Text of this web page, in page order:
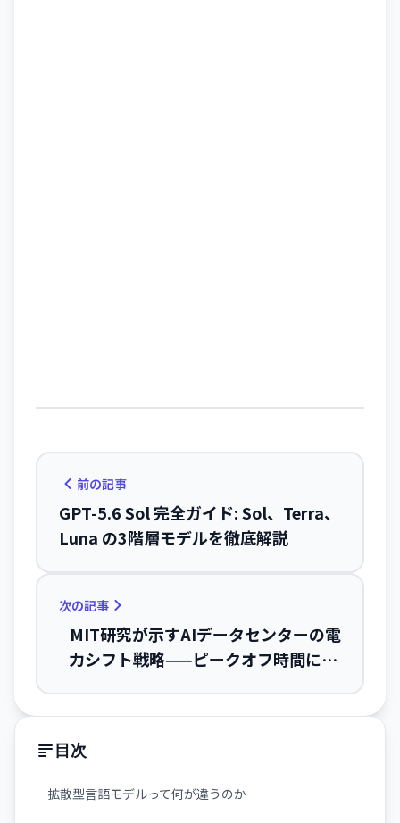
前の記事
GPT-5.6 Sol 完全ガイド: Sol、Terra、
Luna の3階層モデルを徹底解説
次の記事
MIT研究が示すAIデータセンターの電
力シフト戦略——ピークオフ時間に20
目次
拡散型言語モデルって何が違うのか